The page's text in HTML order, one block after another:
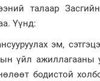
талаар
Үүнд:
эм,
үйл ажиллагааны
бодистой